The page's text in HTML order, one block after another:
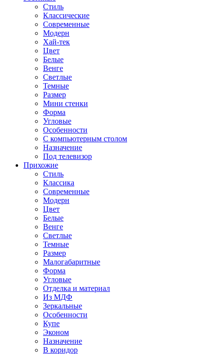
Стиль
Классические
Современные
Модерн
Хай-тек
Цвет
Белые
Венге
Светлые
Темные
Размер
Мини стенки
Форма
Угловые
Особенности
С компьютерным столом
Назначение
Под телевизор
Прихожие
Стиль
Классика
Современные
Модерн
Цвет
Белые
Венге
Светлые
Темные
Размер
Малогабаритные
Форма
Угловые
Отделка и материал
Из МДФ
Зеркальные
Особенности
Купе
Эконом
Назначение
В коридор